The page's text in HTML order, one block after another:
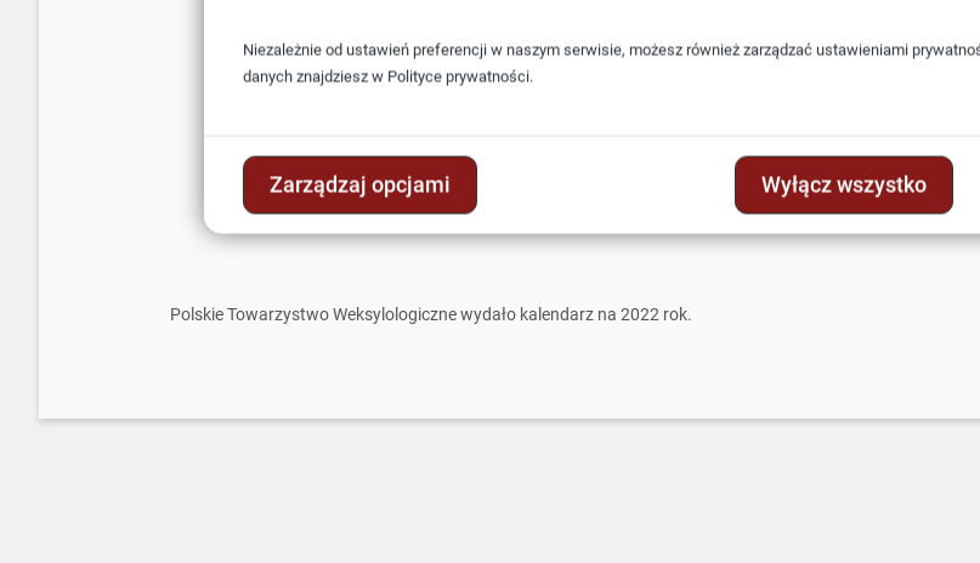
Niezależnie od ustawień preferencji w naszym serwisie, możesz również zarządzać ustawieniami
danych znajdziesz w Polityce prywatności.
Zarządzaj opcjami Wyłącz wszystko
Polskie Towarzystwo Weksylologiczne wydało kalendarz na 2022 rok.